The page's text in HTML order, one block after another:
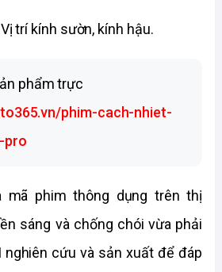
trí kính sườn, kính hậu.
phẩm trực
phim-cach-nhiet-
pro
mã phim thông dụng trên thị
sáng và chống chói vừa phải
nghiên cứu và sản xuất để đáp